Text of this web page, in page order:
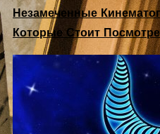
Незамеченные
Которые Стоит